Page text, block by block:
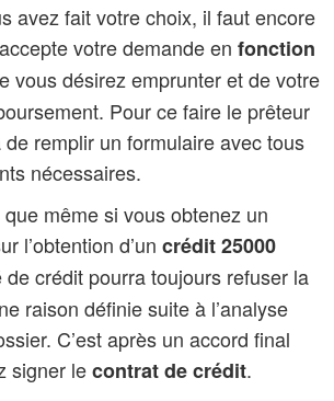
avez fait votre choix, il faut encore
votre demande en fonction
vous désirez emprunter et de votre
Pour ce faire le prêteur
remplir un formulaire avec tous
nécessaires.
même si vous obtenez un
l’obtention d’un crédit 25000
de crédit pourra toujours refuser la
raison définie suite à l’analyse
C’est après un accord final
signer lecontrat de crédit.